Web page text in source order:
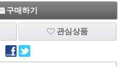
구매하기
관심상품